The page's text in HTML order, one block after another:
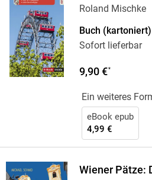
Roland Mischke
Buch (kartoniert)
Sofort lieferbar
9,90 €*
Ein weiteres
eBook epub
4,99 €
Wiener Pätze: